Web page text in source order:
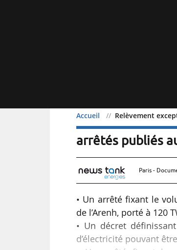
Accueil Relèvement
Relèvement
arrêtés publiés
Paris -
• Un arrêté fixant le
de l’Arenh, porté à 120
• Un décret
d’électricité pouvant